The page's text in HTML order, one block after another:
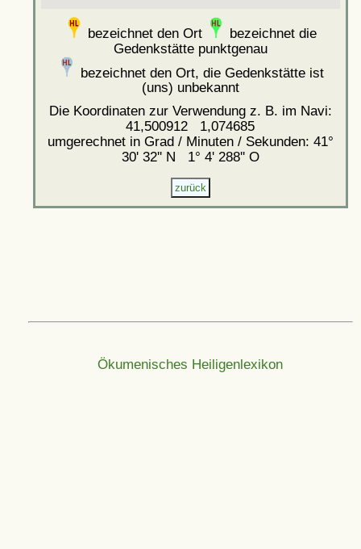
bezeichnet den Ort
bezeichnet die
Gedenkstätte punktgenau
bezeichnet den Ort, die Gedenkstätte ist
(uns) unbekannt
Die Koordinaten zur Verwendung z. B. im Navi:
41,500912 1,074685
umgerechnet in Grad / Minuten / Sekunden: 41°
30' 32'' N 1° 4' 288'' O
Ökumenisches Heiligenlexikon